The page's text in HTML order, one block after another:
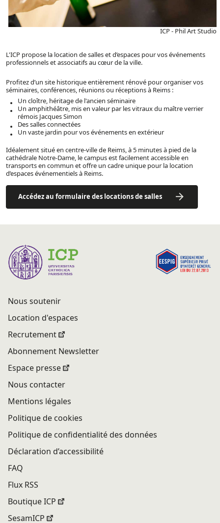
ICP - Phil Art Studio
L'ICP propose la location de salles et d’espaces pour vos événements
professionnels et associatifs au cœur de la ville.
Profitez d’un site historique entièrement rénové pour organiser vos
séminaires, conférences, réunions ou réceptions à Reims :
Un cloître, héritage de l'ancien séminaire
Un amphithéâtre, mis en valeur par les vitraux du maître verrier
rémois Jacques Simon
Des salles connectées
Un vaste jardin pour vos événements en extérieur
Idéalement situé en centre-ville de Reims, à 5 minutes à pied de la
cathédrale Notre-Dame, le campus est facilement accessible en
transports en commun et offre un cadre unique pour la location
d’espaces événementiels à Reims.
Accédez au formulaire des locations de salles
Nous soutenir
Location d'espaces
Recrutement
Abonnement Newsletter
Espace presse
Nous contacter
Mentions légales
Politique de cookies
Politique de confidentialité des données
Déclaration d’accessibilité
FAQ
Flux RSS
Boutique ICP
SesamICP